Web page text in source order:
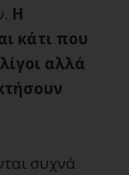
Η
κάτι που
αλλά
συχνά